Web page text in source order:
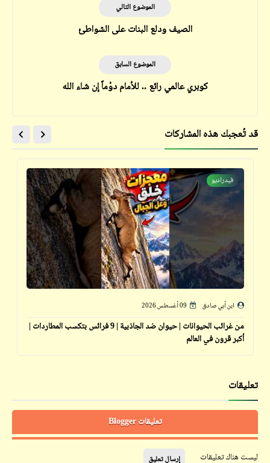
الموضوع التالي
الصيف ودلع البنات على الشواطئ
الموضوع السابق
كوبري عالمي رائع .. للأمام دوْماً إن شاء الله
قد تُعجبك هذه المشاركات
فيدراديو
ابن أبي صادق 09 أغسطس 2026
من غرائب الحيوانات | حيوان ضد الجاذبية | 9 فرائس بتكسب المطاردات |
أكبر قرون في العالم
تعليقات
تعليقات Blogger
ليست هناك تعليقات إرسال تعليق